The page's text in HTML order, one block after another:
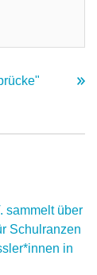
sammelt über
Schulranzen
in